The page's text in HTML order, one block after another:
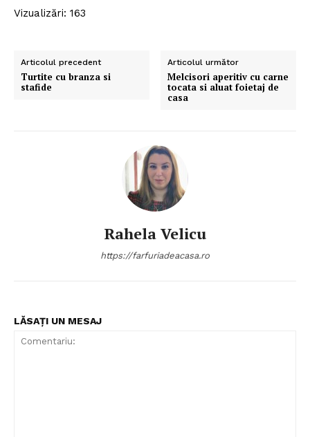
Vizualizări: 163
Articolul precedent
Turtite cu branza si
stafide
Articolul următor
Melcisori aperitiv cu carne
tocata si aluat foietaj de
casa
Rahela Velicu
https://farfuriadeacasa.ro
LĂSAȚI UN MESAJ